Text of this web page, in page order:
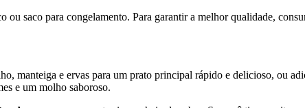
saco para congelamento. Para garantir a melhor qualidade,
manteiga e ervas para um prato principal rápido e delicioso, ou
e um molho saboroso.